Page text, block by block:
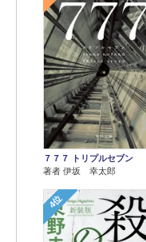
７７７ トリプルセブン
著者 伊坂 幸太郎
4位